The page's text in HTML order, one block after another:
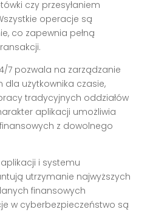
czy przesyłaniem
operacje są
co zapewnia pełną
7 pozwala na zarządzanie
użytkownika czasie,
tradycyjnych oddziałów
aplikacji umożliwia
z dowolnego
i systemu
utrzymanie najwyższych
finansowych
w cyberbezpieczeństwo są